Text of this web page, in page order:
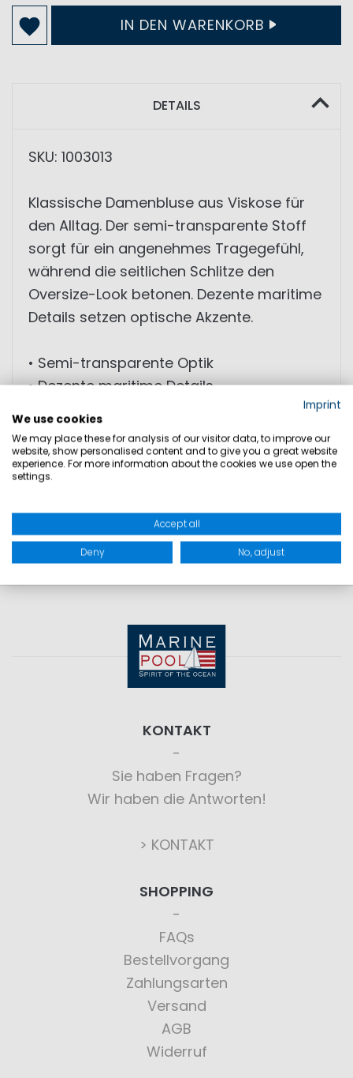
IN DEN WARENKORB
DETAILS
SKU: 1003013
Klassische Damenbluse aus Viskose für
den Alltag. Der semi-transparente Stoff
sorgt für ein angenehmes Tragegefühl,
während die seitlichen Schlitze den
Oversize-Look betonen. Dezente maritime
Details setzen optische Akzente.
• Semi-transparente Optik
• Dezente maritime Details
MATERIAL: 100% Viskose Voile
KONTAKT
Sie haben Fragen?
Wir haben die Antworten!
> KONTAKT
SHOPPING
FAQs
Bestellvorgang
Zahlungsarten
Versand
AGB
Widerruf
Imprint
We use cookies
We may place these for analysis of our visitor data, to improve our
website, show personalised content and to give you a great website
experience. For more information about the cookies we use open the
settings.
Accept all
Deny No, adjust